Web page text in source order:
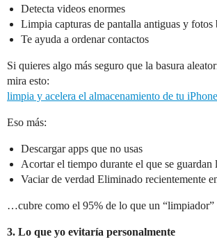
Detecta videos enormes
Limpia capturas de pantalla antiguas y fotos
Te ayuda a ordenar contactos
Si quieres algo más seguro que la basura
mira esto:
limpia y acelera el almacenamiento de tu iPhone
Eso más:
Descargar apps que no usas
Acortar el tiempo durante el que se guardan
Vaciar de verdad Eliminado recientemente
…cubre como el 95% de lo que un “limpiador”
3. Lo que yo evitaría personalmente